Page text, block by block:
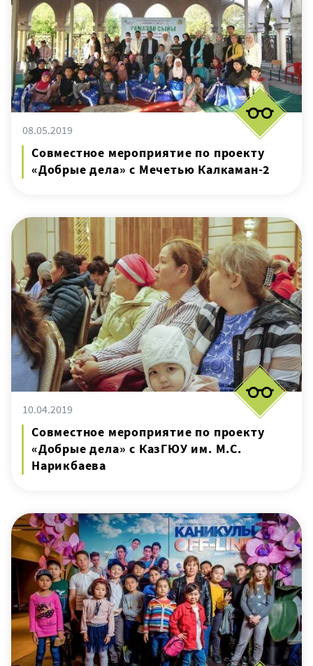
08.05.2019
Совместное мероприятие по проекту
«Добрые дела» с Мечетью Калкаман-2
10.04.2019
Совместное мероприятие по проекту
«Добрые дела» с КазГЮУ им. М.С.
Нарикбаева